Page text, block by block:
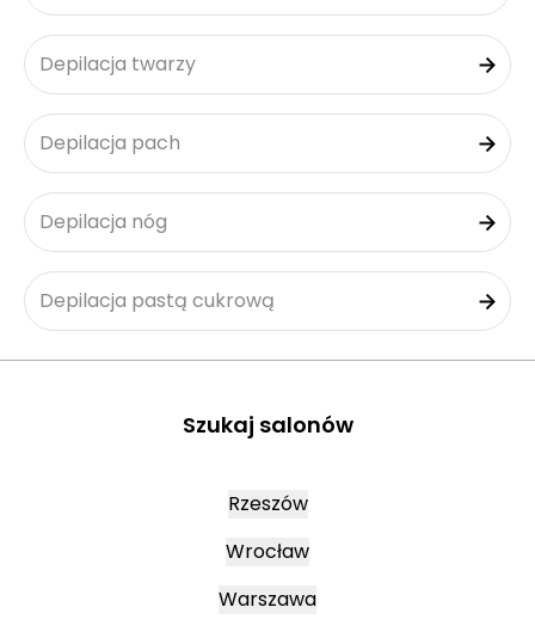
Depilacja twarzy
Depilacja pach
Depilacja nóg
Depilacja pastą cukrową
Szukaj salonów
Rzeszów
Wrocław
Warszawa